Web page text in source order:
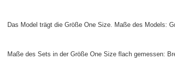
Das Model trägt die Größe One Size. Maße des Models:
Maße des Sets in der Größe One Size flach gemessen: